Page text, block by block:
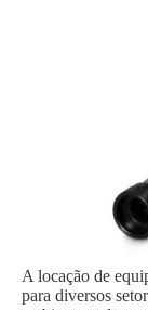
A locação de
para diversos